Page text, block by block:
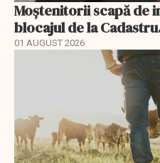
Moștenitorii scapă de
blocajul de la
01 AUGUST 2026